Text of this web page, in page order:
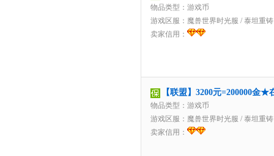
物品类型：游戏币
游戏区服： 魔兽世界时光服 / 泰坦重铸
卖家信用：
【联盟】3200元=200000金
物品类型：游戏币
游戏区服： 魔兽世界时光服 / 泰坦重铸
卖家信用：